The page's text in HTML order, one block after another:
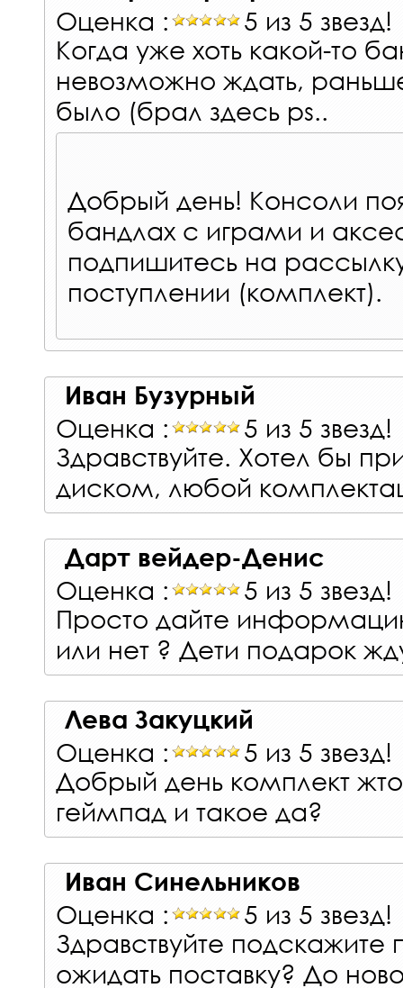
Оценка :
5 из 5 звезд!
Когда уже хоть какой-то
невозможно ждать,
было (брал здесь ps..
Добрый день! Консоли
бандлах с играми и
подпишитесь на
поступлении (комплект).
Иван Бузурный
Оценка :
5 из 5 звезд!
Здравствуйте. Хотел бы
диском, любой
Дарт вейдер-Денис
Оценка :
5 из 5 звезд!
Просто дайте
или нет ? Дети подарок
Лева Закуцкий
Оценка :
5 из 5 звезд!
Добрый день комплект
геймпад и такое да?
Иван Синельников
Оценка :
5 из 5 звезд!
Здравствуйте подскажите
ожидать поставку? До